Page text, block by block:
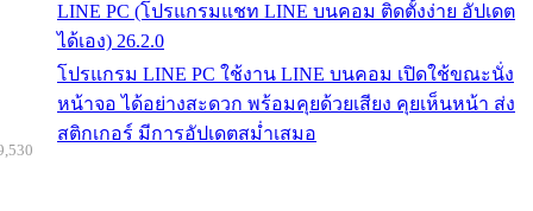
LINE PC (โปรแกรมแชท LINE บนคอม ติดตั้งง่าย อัปเดต
ได้เอง) 26.2.0
โปรแกรม LINE PC ใช้งาน LINE บนคอม เปิดใช้ขณะนั่ง
หน้าจอ ได้อย่างสะดวก พร้อมคุยด้วยเสียง คุยเห็นหน้า ส่ง
สติกเกอร์ มีการอัปเดตสม่ำเสมอ